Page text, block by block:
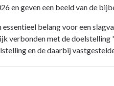
en geven een beeld van de
belang voor een
verbonden met de
en de daarbij